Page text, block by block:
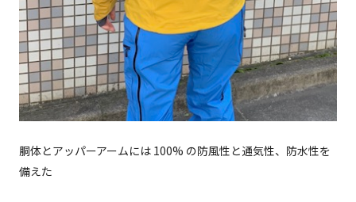
胴体とアッパーアームには 100% の防風性と通気性、防水性を
備えた